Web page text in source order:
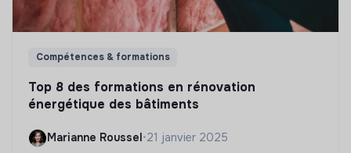
Compétences & formations
Top 8 des formations en rénovation
énergétique des bâtiments
Marianne Roussel•21 janvier 2025